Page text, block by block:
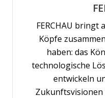
FERCHAU
Köpfe
haben: das
technologische
entwickeln
Zukunftsvisionen